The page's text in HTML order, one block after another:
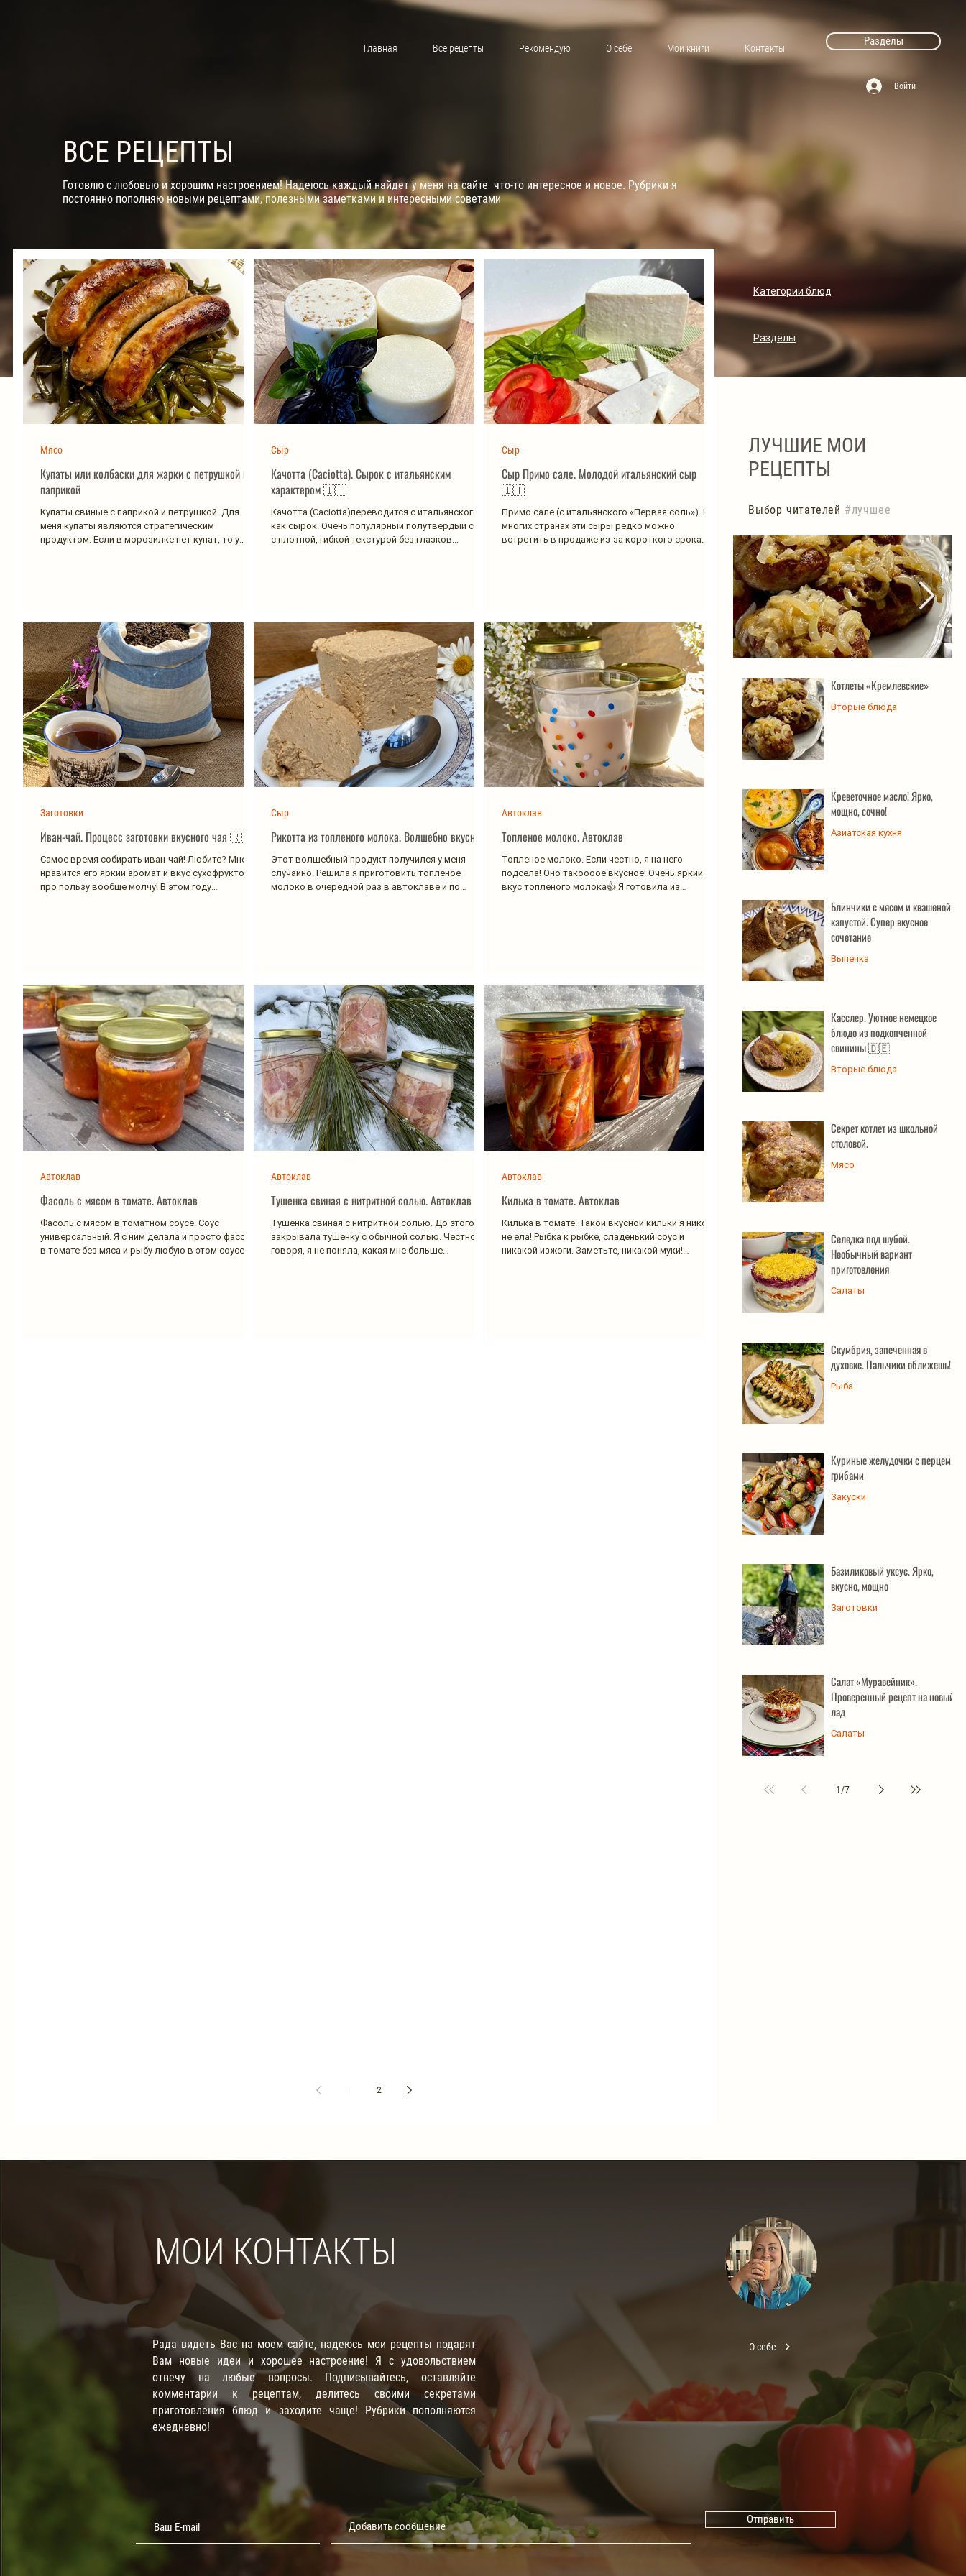
Главная Все рецепты Рекомендую О себе Мои книги Контакты
Разделы
Войти
ВСЕ РЕЦЕПТЫ
Готовлю с любовью и хорошим настроением! Надеюсь каждый найдет у меня на сайте что-то интересное и новое. Рубрики я
постоянно пополняю новыми рецептами, полезными заметками и интересными советами
Категории блюд
Разделы
Купаты или колбаски для жарки с петрушкой и
паприкой
Купаты свиные с паприкой и петрушкой. Для
меня купаты являются стратегическим
продуктом. Если в морозилке нет купат, то у
Мясо
Качотта (Caciotta). Сырок с итальянским
характером 🇮🇹
Качотта (Caciotta)переводится с итальянского
как сырок. Очень популярный полутвердый сыр
с плотной, гибкой текстурой без глазков...
Сыр
Сыр Примо сале. Молодой итальянский сыр
🇮🇹
Примо сале (с итальянского «Первая соль»). Во
многих странах эти сыры редко можно
встретить в продаже из-за короткого срока
Сыр
Иван-чай. Процесс заготовки вкусного чая 🇷🇺
Самое время собирать иван-чай! Любите? Мне
нравится его яркий аромат и вкус сухофруктов,
про пользу вообще молчу! В этом году
Заготовки
Рикотта из топленого молока. Волшебно вкусно!
Этот волшебный продукт получился у меня
случайно. Решила я приготовить топленое
молоко в очередной раз в автоклаве и по
Сыр
Топленое молоко. Автоклав
Топленое молоко. Если честно, я на него
подсела! Оно такоооое вкусное! Очень яркий
вкус топленого молока👍 Я готовила из
Автоклав
Фасоль с мясом в томате. Автоклав
Фасоль с мясом в томатном соусе. Соус
универсальный. Я с ним делала и просто фасоль
в томате без мяса и рыбу любую в этом соусе👍
Автоклав
Тушенка свиная с нитритной солью. Автоклав
Тушенка свиная с нитритной солью. До этого я
закрывала тушенку с обычной солью. Честно
говоря, я не поняла, какая мне больше
Автоклав
Килька в томате. Автоклав
Килька в томате. Такой вкусной кильки я никогда
не ела! Рыбка к рыбке, сладенький соус и
никакой изжоги. Заметьте, никакой муки!
Автоклав
2
ЛУЧШИЕ МОИ
РЕЦЕПТЫ
Выбор читателей #лучшее
Котлеты «Кремлевские»
Котлеты «Кремлевские»
Вторые блюда
Креветочное масло! Ярко,
мощно, сочно!
Азиатская кухня
Блинчики с мясом и квашеной
капустой. Супер вкусное
сочетание
Выпечка
Касслер. Уютное немецкое
блюдо из подкопченной
свинины 🇩🇪
Вторые блюда
Секрет котлет из школьной
столовой.
Мясо
Селедка под шубой.
Необычный вариант
приготовления
Салаты
Скумбрия, запеченная в
духовке. Пальчики оближешь!
Рыба
Куриные желудочки с перцем и
грибами
Закуски
Базиликовый уксус. Ярко,
вкусно, мощно
Заготовки
Салат «Муравейник».
Проверенный рецепт на новый
лад
Салаты
1/7
МОИ КОНТАКТЫ
Рада видеть Вас на моем сайте, надеюсь мои рецепты подарят
Вам новые идеи и хорошее настроение! Я с удовольствием
отвечу на любые вопросы. Подписывайтесь, оставляйте
комментарии к рецептам, делитесь своими секретами
приготовления блюд и заходите чаще! Рубрики пополняются
ежедневно!
О себе
Отправить